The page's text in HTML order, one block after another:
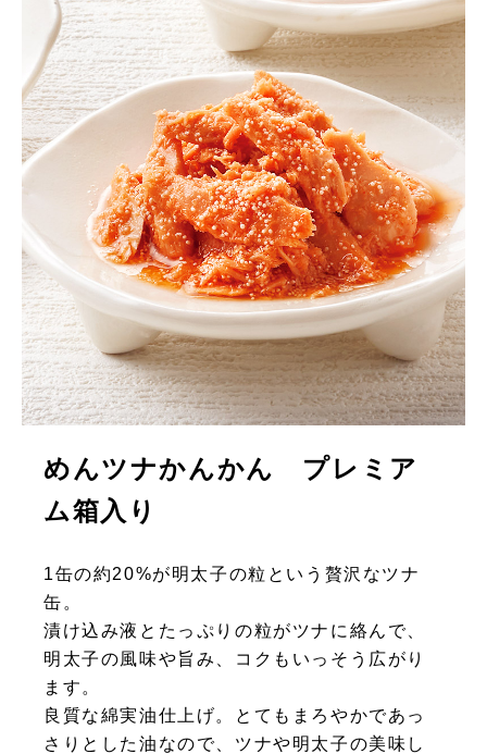
めんツナかんかん プレミア
ム箱入り
1缶の約20%が明太子の粒という贅沢なツナ
缶。
漬け込み液とたっぷりの粒がツナに絡んで、
明太子の風味や旨み、コクもいっそう広がり
ます。
良質な綿実油仕上げ。とてもまろやかであっ
さりとした油なので、ツナや明太子の美味し